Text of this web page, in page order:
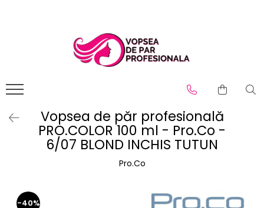
SHOT
Vopsea de păr profesională
PRO.COLOR 100 ml - Pro.Co -
6/07 BLOND INCHIS TUTUN
Pro.Co
-40%